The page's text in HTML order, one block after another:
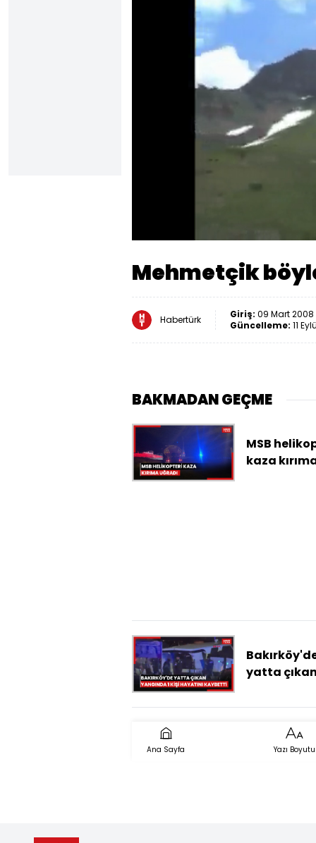
Mehmetçik
Habertürk Giriş: 09 Mart 2008
Güncelleme: 11
BAKMADAN GEÇME
MSB
kaza
yatta
hayatını
Ana Sayfa Yazı Boyutu